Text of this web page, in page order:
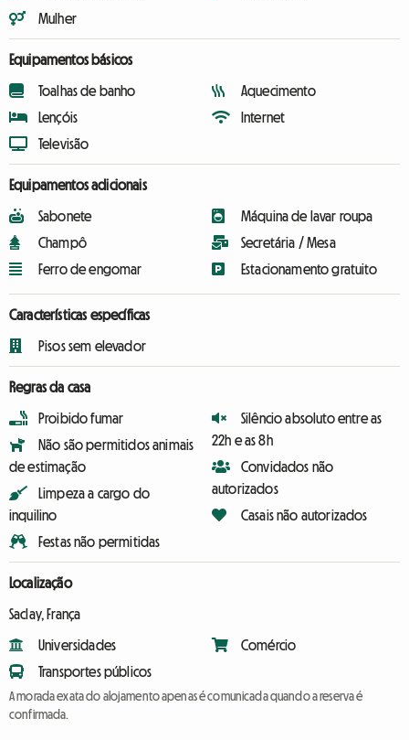
Mulher
Equipamentos básicos
Toalhas de banho
Lençóis
Televisão
Aquecimento
Internet
Equipamentos adicionais
Sabonete
Champô
Ferro de engomar
Máquina de lavar roupa
Secretária / Mesa
Estacionamento gratuito
Características específicas
Pisos sem elevador
Regras da casa
Proibido fumar
Não são permitidos animais
de estimação
Limpeza a cargo do
inquilino
Festas não permitidas
Silêncio absoluto entre as
22h e as 8h
Convidados não
autorizados
Casais não autorizados
Localização
Saclay, França
Universidades
Transportes públicos
Comércio
A morada exata do alojamento apenas é comunicada quando a reserva é
confirmada.